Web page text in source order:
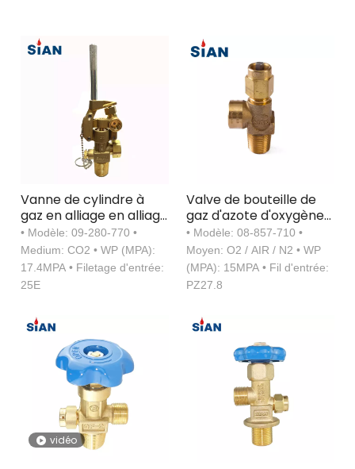
Vanne de cylindre à
gaz en alliage en alliage
en cuivre pour la
marine
• Modèle: 09-280-770 •
Medium: CO2 • WP (MPA):
17.4MPA • Filetage d'entrée:
25E
Valve de bouteille de
gaz d'azote d'oxygène
de type aiguille
• Modèle: 08-857-710 •
Moyen: O2 / AIR / N2 • WP
(MPA): 15MPA • Fil d'entrée:
PZ27.8
vidéo